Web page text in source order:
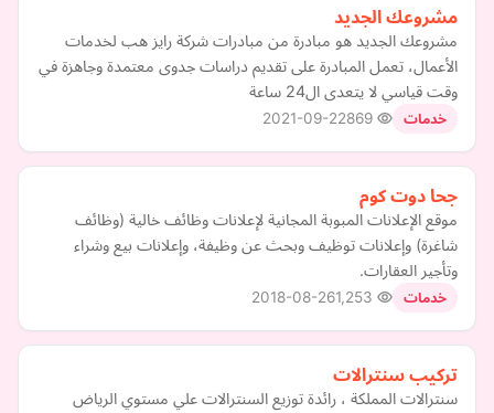
مشروعك الجديد
مشروعك الجديد هو مبادرة من مبادرات شركة رايز هب لخدمات
الأعمال، تعمل المبادرة على تقديم دراسات جدوى معتمدة وجاهزة في
وقت قياسي لا يتعدى ال24 ساعة
خدمات 2021-09-22
جحا دوت كوم
موقع الإعلانات المبوبة المجانية لإعلانات وظائف خالية (وظائف
شاغرة) وإعلانات توظيف وبحث عن وظيفة، وإعلانات بيع وشراء
وتأجير العقارات.
خدمات 2018-08-26
تركيب سنترالات
سنترالات المملكة ، رائدة توزيع السنترالات علي مستوي الرياض